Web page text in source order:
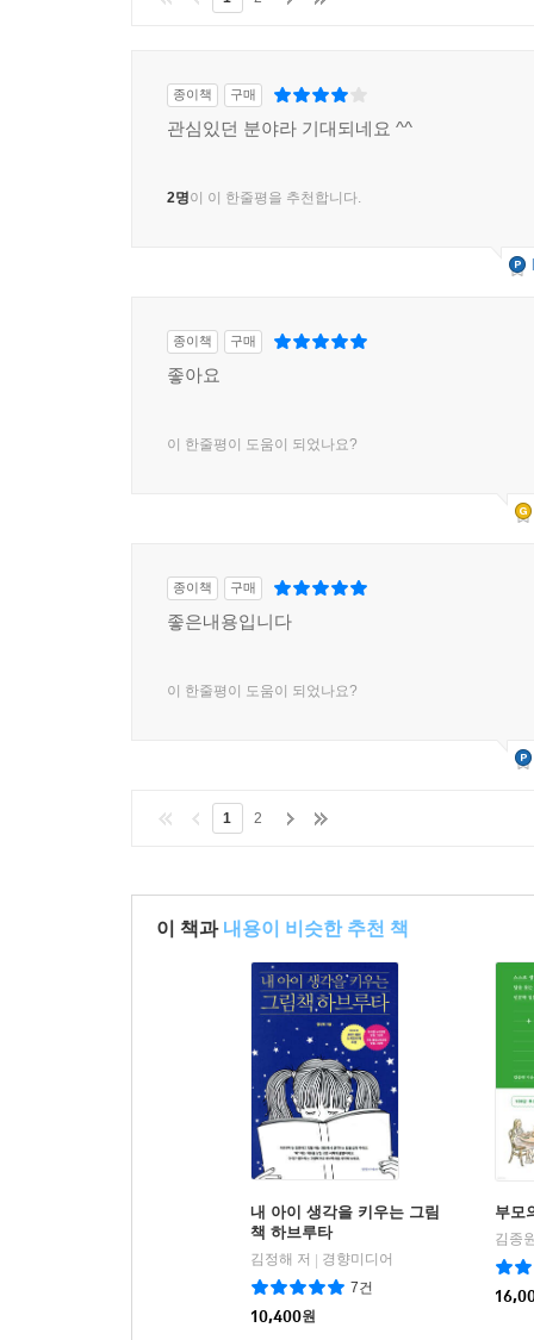
종이책 구매
관심있던 분야라 기대되네요 ^^
2명이 이 한줄평을 추천합니다.
종이책 구매
좋아요
이 한줄평이 도움이 되었나요?
종이책 구매
좋은내용입니다
이 한줄평이 도움이 되었나요?
1 2
이 책과 내용이 비슷한 추천 책
내 아이 생각을 키우는 그림
책 하브루타
김정해 저 | 경향미디어
7건
10,400원
부모
김종